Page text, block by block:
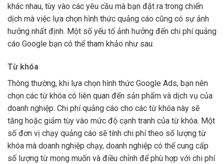
khác nhau, tùy vào các yêu cầu mà bạn đặt ra trong chiến
dịch mà việc lựa chọn hình thức quảng cáo cũng có sự ảnh
hưởng nhất định. Một số yếu tố ảnh hưởng đến chi phí quảng
cáo Google bạn có thể tham khảo như sau:
Từ khóa
Thông thường, khi lựa chọn hình thức Google Ads, bạn nên
chọn các từ khóa có liên quan đến sản phẩm và dịch vụ của
doanh nghiệp. Chi phí quảng cáo cho các từ khóa này sẽ
tăng hoặc giảm tùy vào mức độ cạnh tranh của từ khóa. Một
số đơn vị chạy quảng cáo sẽ tính chi phí theo số lượng từ
khóa mà doanh nghiệp chạy, doanh nghiệp có thể cung cấp
số lượng từ mong muốn và điều chỉnh để phù hợp với chi phí